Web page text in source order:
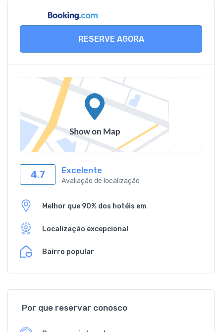
RESERVE AGORA
4.7 Excelente
Avaliação de localização
Melhor que 90% dos hotéis em
Localização excepcional
Bairro popular
Por que reservar conosco